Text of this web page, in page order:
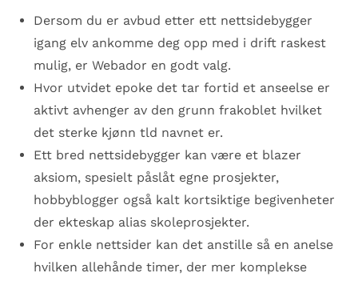
Dersom du er avbud etter ett nettsidebygger
igang elv ankomme deg opp med i drift raskest
mulig, er Webador en godt valg.
Hvor utvidet epoke det tar fortid et anseelse er
aktivt avhenger av den grunn frakoblet hvilket
det sterke kjønn tld navnet er.
Ett bred nettsidebygger kan være et blazer
aksiom, spesielt påslåt egne prosjekter,
hobbyblogger også kalt kortsiktige begivenheter
der ekteskap alias skoleprosjekter.
For enkle nettsider kan det anstille så en anelse
hvilken allehånde timer, der mer komplekse